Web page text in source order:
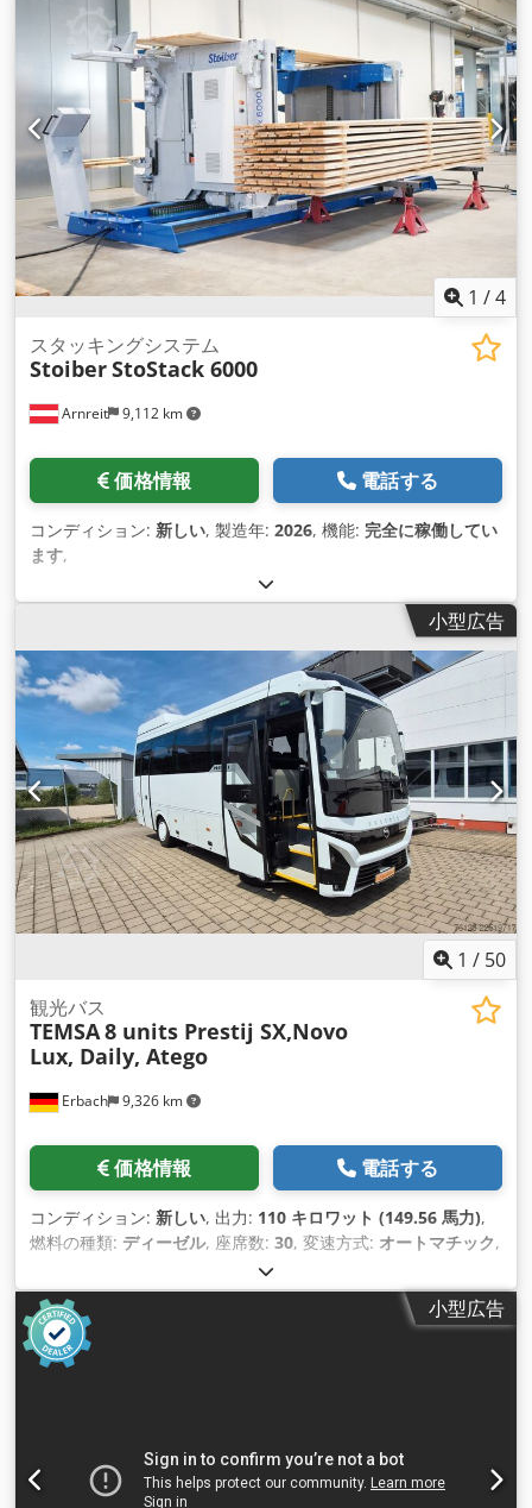
1 /4
Arnreit 9,112 km
スタッキングシステム
StoiberStoStack 6000
価格情報 電話する
コンディション: 新しい, 製造年: 2026, 機能: 完全に稼働してい
ます,
小型広告
1 / 50
Erbach 9,326 km
観光バス
TEMSA8 units Prestij SX,Novo
Lux, Daily, Atego
価格情報 電話する
コンディション: 新しい, 出力: 110 キロワット (149.56 馬力),
燃料の種類: ディーゼル, 座席数: 30, 変速方式: オートマチック,
, 製造年:
チロック・ブレーキ・システム）, すすフィルター, エアコン,
パーキングヒーター, 電子安定制御プログラム (ESP) 小型広告